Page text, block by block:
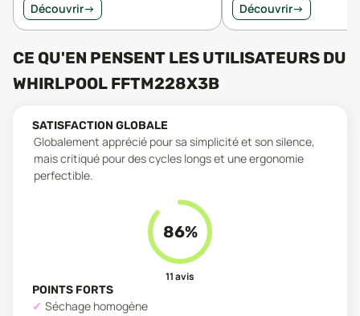
Découvrir→
Découvrir→
CE QU'EN PENSENT LES UTILISATEURS DU
WHIRLPOOL FFTM228X3B
SATISFACTION GLOBALE
Globalement apprécié pour sa simplicité et son silence,
mais critiqué pour des cycles longs et une ergonomie
perfectible.
86%
11avis
POINTS FORTS
Séchage homogène